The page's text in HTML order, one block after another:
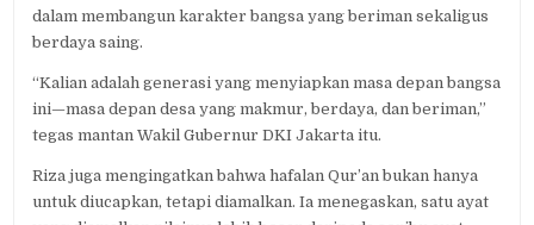
dalam membangun karakter bangsa yang beriman sekaligus
berdaya saing.
“Kalian adalah generasi yang menyiapkan masa depan bangsa
ini—masa depan desa yang makmur, berdaya, dan beriman,”
tegas mantan Wakil Gubernur DKI Jakarta itu.
Riza juga mengingatkan bahwa hafalan Qur’an bukan hanya
untuk diucapkan, tetapi diamalkan. Ia menegaskan, satu ayat